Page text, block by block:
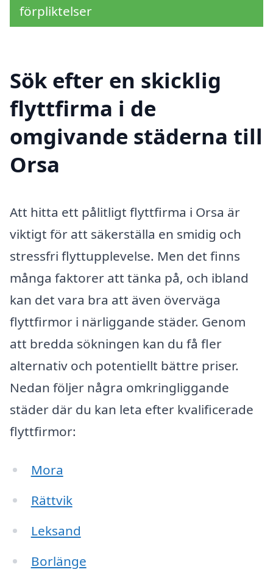
förpliktelser
Sök efter en skicklig
flyttfirma i de
omgivande städerna till
Orsa
Att hitta ett pålitligt flyttfirma i Orsa är
viktigt för att säkerställa en smidig och
stressfri flyttupplevelse. Men det finns
många faktorer att tänka på, och ibland
kan det vara bra att även överväga
flyttfirmor i närliggande städer. Genom
att bredda sökningen kan du få fler
alternativ och potentiellt bättre priser.
Nedan följer några omkringliggande
städer där du kan leta efter kvalificerade
flyttfirmor:
Mora
Rättvik
Leksand
Borlänge